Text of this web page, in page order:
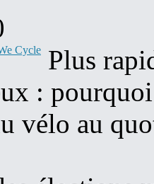
Plus
:
vélo au